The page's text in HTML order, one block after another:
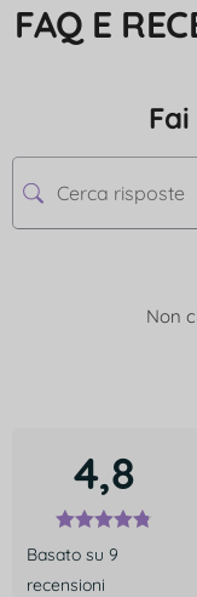
FAQ E
Non
4,8
Basato su 9
recensioni